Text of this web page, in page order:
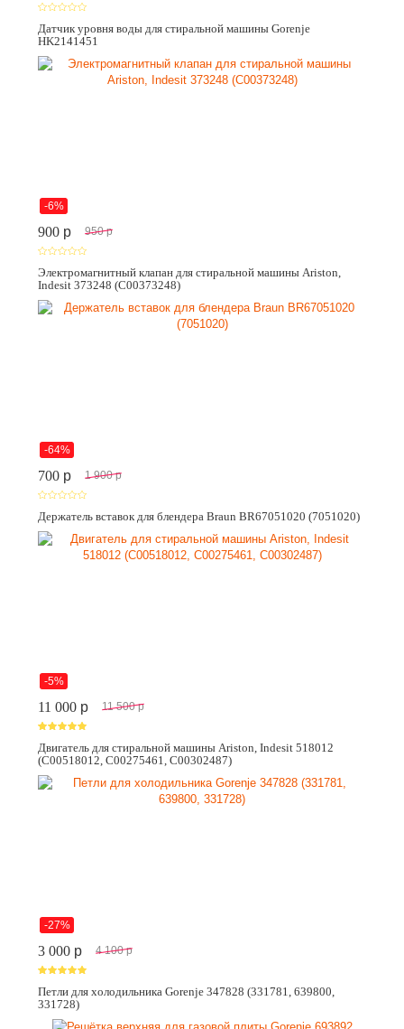
Датчик уровня воды для стиральной машины Gorenje
HK2141451
-6%
900 p 950 p
Электромагнитный клапан для стиральной машины Ariston,
Indesit 373248 (C00373248)
-64%
700 p 1 900 p
Держатель вставок для блендера Braun BR67051020 (7051020)
-5%
11 000 p 11 500 p
Двигатель для стиральной машины Ariston, Indesit 518012
(C00518012, C00275461, C00302487)
-27%
3 000 p 4 100 p
Петли для холодильника Gorenje 347828 (331781, 639800,
331728)